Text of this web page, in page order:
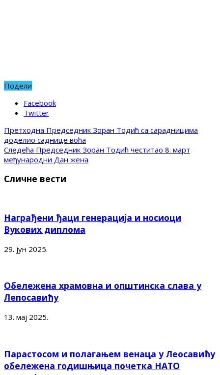
Подели
Facebook
Twitter
Претходна Председник Зоран Тодић са сарадницима
доделио саднице воћа
Следећа Председник Зоран Тодић честитао 8. март
међународни Дан жена
Сличне вести
Награђени ђаци генерација и носиоци
Вукових диплома
29. јун 2025.
Обележена храмовна и општинска слава у
Лепосавићу
13. мај 2025.
Парастосом и полагањем венаца у Леосавићу
обележена годишњица почетка НАТО